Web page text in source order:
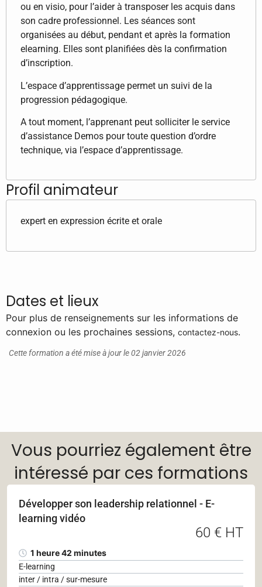
ou en visio, pour l’aider à transposer les acquis dans
son cadre professionnel. Les séances sont
organisées au début, pendant et après la formation
elearning. Elles sont planifiées dès la confirmation
d’inscription.
L’espace d’apprentissage permet un suivi de la
progression pédagogique.
A tout moment, l’apprenant peut solliciter le service
d’assistance Demos pour toute question d’ordre
technique, via l’espace d’apprentissage.
Profil animateur
expert en expression écrite et orale
Dates et lieux
Pour plus de renseignements sur les informations de
connexion ou les prochaines sessions, contactez-nous.
Cette formation a été mise à jour le 02 janvier 2026
Vous pourriez également être
intéressé par ces formations
Développer son leadership relationnel - E-
learning vidéo
60 € HT
1 heure 42 minutes
E-learning
inter / intra / sur-mesure